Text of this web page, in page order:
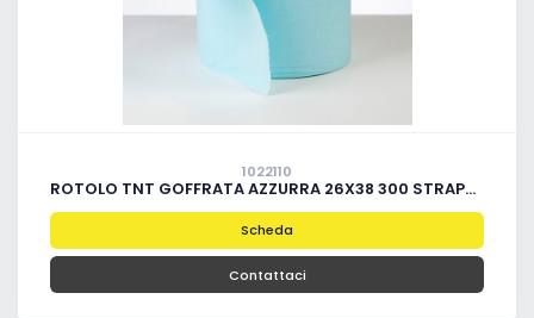
1022110
ROTOLO TNT GOFFRATA AZZURRA 26X38 300 STRAPPI PZ. 2
Scheda
Contattaci